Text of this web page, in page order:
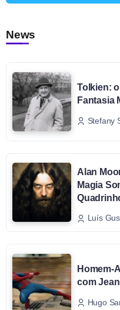
News
Tolkien:
Fantasia
Stefany
Alan
Magia
Luís
Homem-
com
Hugo